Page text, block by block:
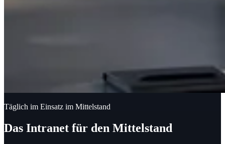
Täglich im Einsatz im Mittelstand
Das Intranet für den Mittelstand